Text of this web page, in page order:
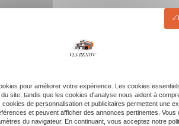
pour améliorer votre expérience. Les cookies
site, tandis que les cookies d'analyse nous aident à
de personnalisation et publicitaires permettent une
et peuvent afficher des annonces pertinentes. Vous
du navigateur. En continuant, vous acceptez notre